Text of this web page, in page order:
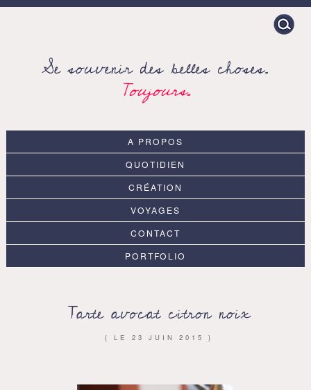
Search
for:
Se souvenir des belles choses.
Toujours.
A PROPOS
QUOTIDIEN
CRÉATION
VOYAGES
CONTACT
PORTFOLIO
Tarte avocat citron noix
{ LE 23 JUIN 2015 }